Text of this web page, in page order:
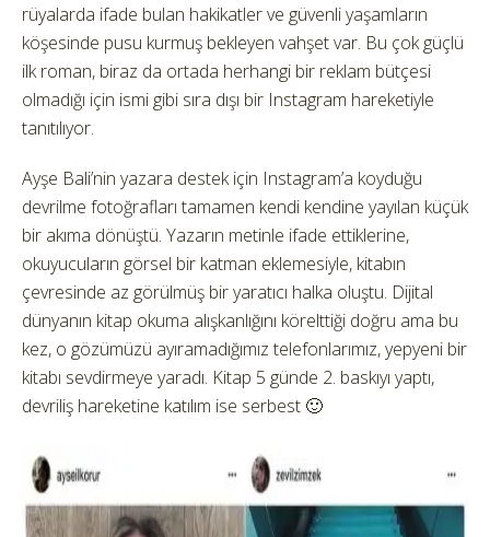
rüyalarda ifade bulan hakikatler ve güvenli yaşamların
köşesinde pusu kurmuş bekleyen vahşet var. Bu çok güçlü
ilk roman, biraz da ortada herhangi bir reklam bütçesi
olmadığı için ismi gibi sıra dışı bir Instagram hareketiyle
tanıtılıyor.
Ayşe Bali’nin yazara destek için Instagram’a koyduğu
devrilme fotoğrafları tamamen kendi kendine yayılan küçük
bir akıma dönüştü. Yazarın metinle ifade ettiklerine,
okuyucuların görsel bir katman eklemesiyle, kitabın
çevresinde az görülmüş bir yaratıcı halka oluştu. Dijital
dünyanın kitap okuma alışkanlığını körelttiği doğru ama bu
kez, o gözümüzü ayıramadığımız telefonlarımız, yepyeni bir
kitabı sevdirmeye yaradı. Kitap 5 günde 2. baskıyı yaptı,
devriliş hareketine katılım ise serbest 🙂